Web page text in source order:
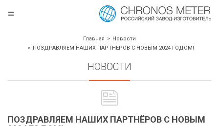
=
Главная
Новости
ПОЗДРАВЛЯЕМ НАШИХ ПАРТНЁРОВ С НОВЫМ 2024 ГОДОМ!
НОВОСТИ
ПОЗДРАВЛЯЕМ НАШИХ ПАРТНЁРОВ С НОВЫМ